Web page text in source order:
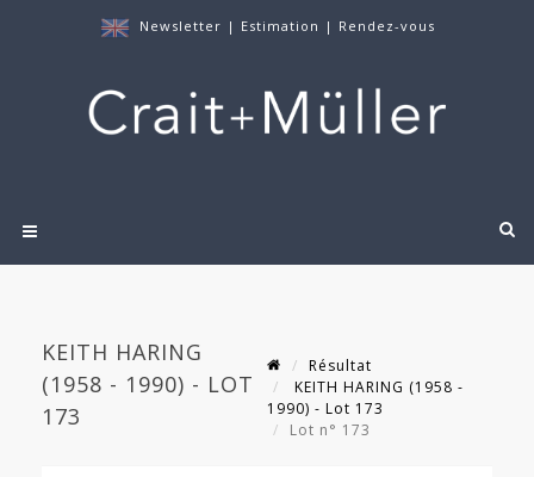
Newsletter | Estimation | Rendez-vous
KEITH HARING
(1958 - 1990) - LOT
173
Résultat
KEITH HARING (1958 -
1990) - Lot 173
Lot n° 173